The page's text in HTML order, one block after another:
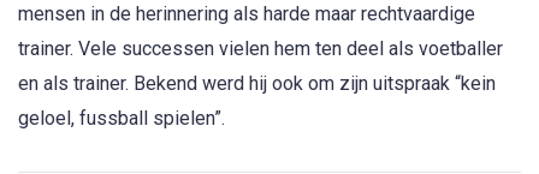
mensen in de herinnering als harde maar rechtvaardige
trainer. Vele successen vielen hem ten deel als voetballer
en als trainer. Bekend werd hij ook om zijn uitspraak “kein
geloel, fussball spielen”.